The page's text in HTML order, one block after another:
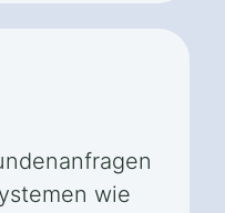
wie